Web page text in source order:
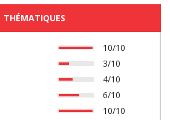
THÉMATIQUES
10/10
3/10
4/10
6/10
10/10